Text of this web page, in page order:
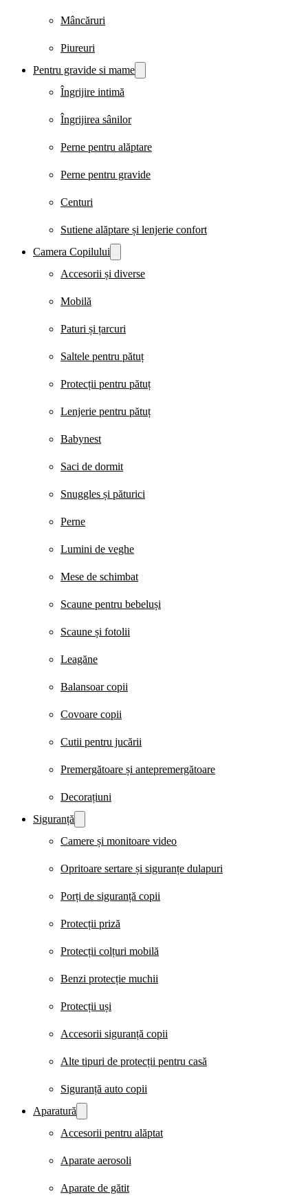
Mâncăruri
Piureuri
Pentru gravide si mame
Îngrijire intimă
Îngrijirea sânilor
Perne pentru alăptare
Perne pentru gravide
Centuri
Sutiene alăptare și lenjerie confort
Camera Copilului
Accesorii și diverse
Mobilă
Paturi și țarcuri
Saltele pentru pătuț
Protecții pentru pătuț
Lenjerie pentru pătuț
Babynest
Saci de dormit
Snuggles și păturici
Perne
Lumini de veghe
Mese de schimbat
Scaune pentru bebeluși
Scaune și fotolii
Leagăne
Balansoar copii
Covoare copii
Cutii pentru jucării
Premergătoare și antepremergătoare
Decorațiuni
Siguranță
Camere și monitoare video
Opritoare sertare și siguranțe dulapuri
Porți de siguranță copii
Protecții priză
Protecții colțuri mobilă
Benzi protecție muchii
Protecții uși
Accesorii siguranță copii
Alte tipuri de protecții pentru casă
Siguranță auto copii
Aparatură
Accesorii pentru alăptat
Aparate aerosoli
Aparate de gătit